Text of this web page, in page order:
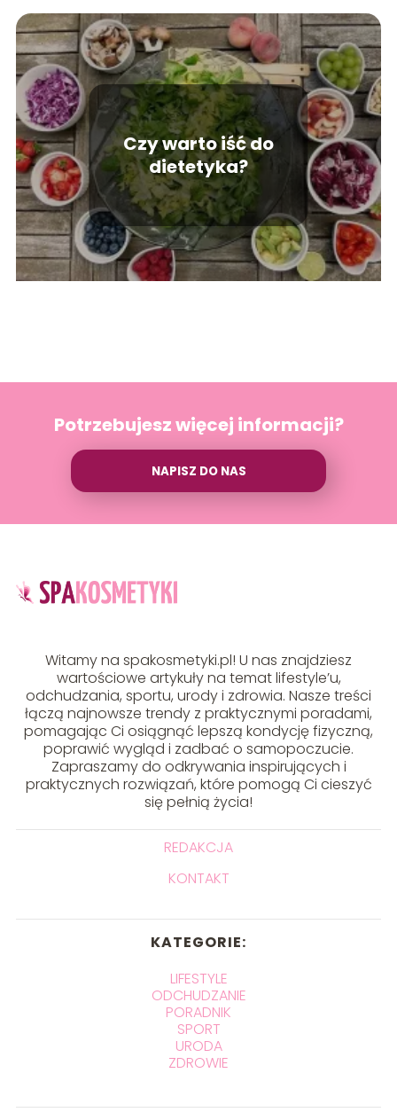
Czy warto iść do
dietetyka?
Potrzebujesz więcej informacji?
NAPISZ DO NAS
Witamy na spakosmetyki.pl! U nas znajdziesz
wartościowe artykuły na temat lifestyle’u,
odchudzania, sportu, urody i zdrowia. Nasze treści
łączą najnowsze trendy z praktycznymi poradami,
pomagając Ci osiągnąć lepszą kondycję fizyczną,
poprawić wygląd i zadbać o samopoczucie.
Zapraszamy do odkrywania inspirujących i
praktycznych rozwiązań, które pomogą Ci cieszyć
się pełnią życia!
REDAKCJA
KONTAKT
KATEGORIE:
LIFESTYLE
ODCHUDZANIE
PORADNIK
SPORT
URODA
ZDROWIE